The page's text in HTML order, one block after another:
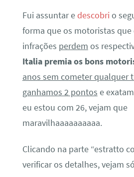
Fui assuntar e descobri o
forma que os motoristas que
infrações perdem os
Italia premia os bons
anos sem cometer qualquer
ganhamos 2 pontos e
eu estou com 26, vejam que
maravilhaaaaaaaaaa.
Clicando na parte “estratto
verificar os detalhes, vejam